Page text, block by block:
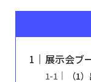
展示会ブ
（1